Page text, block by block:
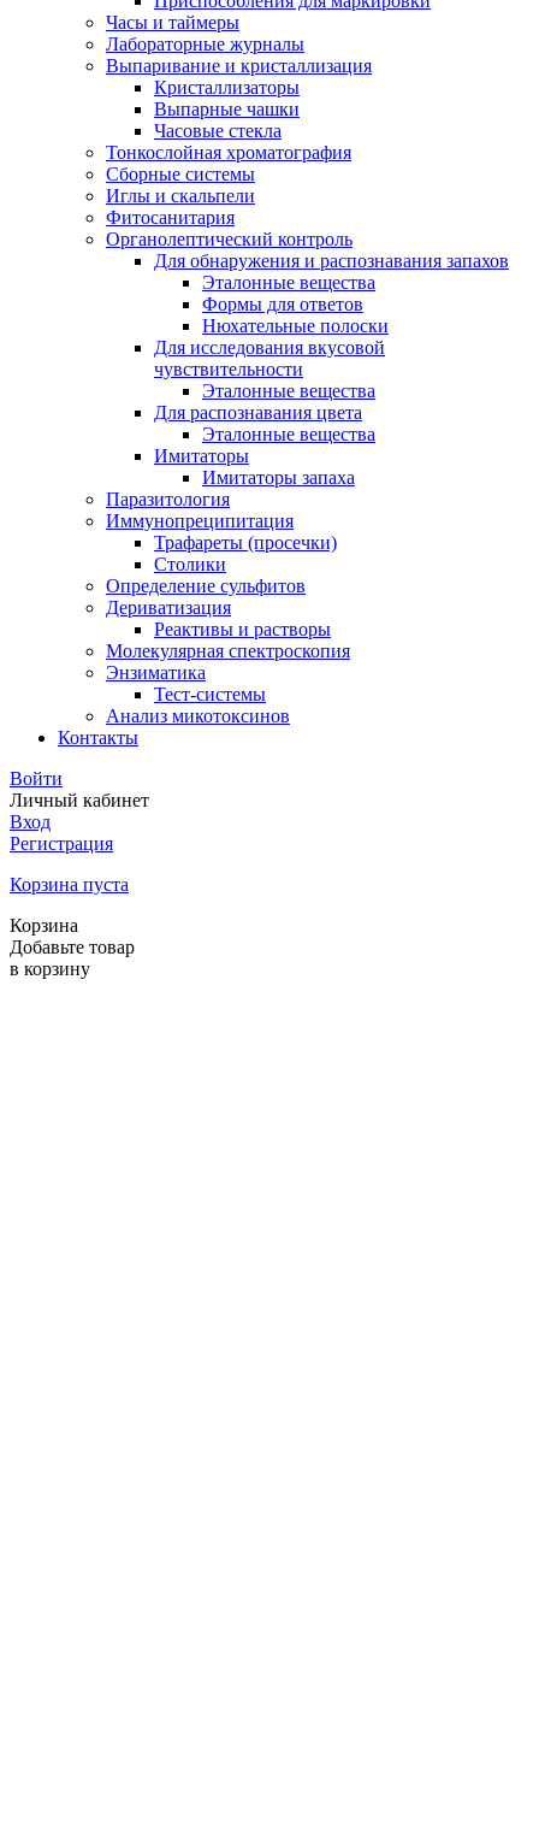
Часы и таймеры
Лабораторные журналы
Выпаривание и кристаллизация
Кристаллизаторы
Выпарные чашки
Часовые стекла
Тонкослойная хроматография
Сборные системы
Иглы и скальпели
Фитосанитария
Органолептический контроль
Для обнаружения и распознавания запахов
Эталонные вещества
Формы для ответов
Нюхательные полоски
Для исследования вкусовой
чувствительности
Эталонные вещества
Для распознавания цвета
Эталонные вещества
Имитаторы
Имитаторы запаха
Паразитология
Иммунопреципитация
Трафареты (просечки)
Столики
Определение сульфитов
Дериватизация
Реактивы и растворы
Молекулярная спектроскопия
Энзиматика
Тест-системы
Анализ микотоксинов
Контакты
Войти
Личный кабинет
Вход
Регистрация
Корзина пуста
Корзина
Добавьте товар
в корзину